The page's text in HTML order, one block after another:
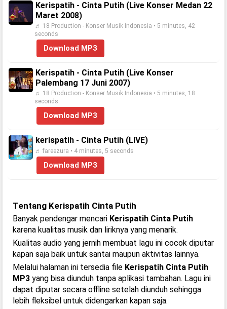
Kerispatih - Cinta Putih (Live Konser Medan 22
Maret 2008)
♬ 18 Production - Konser Musik Indonesia • 5 minutes, 42
seconds
Download MP3
Kerispatih - Cinta Putih (Live Konser
Palembang 17 Juni 2007)
♬ 18 Production - Konser Musik Indonesia • 5 minutes, 18
seconds
Download MP3
kerispatih - Cinta Putih (LIVE)
♬ fareezura • 4 minutes, 5 seconds
Download MP3
Tentang Kerispatih Cinta Putih
Banyak pendengar mencari Kerispatih Cinta Putih
karena kualitas musik dan liriknya yang menarik.
Kualitas audio yang jernih membuat lagu ini cocok diputar
kapan saja baik untuk santai maupun aktivitas lainnya.
Melalui halaman ini tersedia file Kerispatih Cinta Putih
MP3 yang bisa diunduh tanpa aplikasi tambahan. Lagu ini
dapat diputar secara offline setelah diunduh sehingga
lebih fleksibel untuk didengarkan kapan saja.